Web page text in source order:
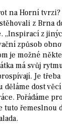
na Horní
z Brna
z
způsob
je možné
má svůj
Je
dost
Pořádáme
tuto řemeslnou